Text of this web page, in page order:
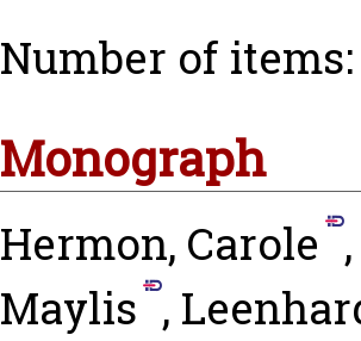
Number of items:
Monograph
Hermon, Carole ,
Maylis ,